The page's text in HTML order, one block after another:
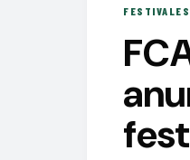
FESTIVALES